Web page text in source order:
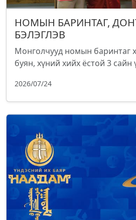
НОМЫН БАРИНТАГ,
БЭЛЭГЛЭВ
Монголчууд номын баринтаг
буян, хүний хийх ёстой 3 сайн
2026/07/24